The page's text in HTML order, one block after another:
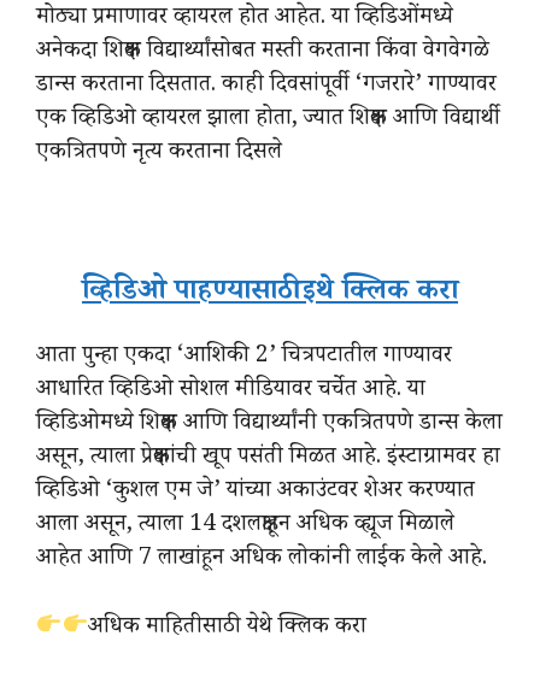
मोठ्या प्रमाणावर व्हायरल होत आहेत. या व्हिडिओंमध्ये
अनेकदा शिक्षक विद्यार्थ्यांसोबत मस्ती करताना किंवा वेगवेगळे
डान्स करताना दिसतात. काही दिवसांपूर्वी ‘गजरारे’ गाण्यावर
एक व्हिडिओ व्हायरल झाला होता, ज्यात शिक्षक आणि विद्यार्थी
एकत्रितपणे नृत्य करताना दिसले
व्हिडिओ पाहण्यासाठी इथे क्लिक करा
आता पुन्हा एकदा ‘आशिकी 2’ चित्रपटातील गाण्यावर
आधारित व्हिडिओ सोशल मीडियावर चर्चेत आहे. या
व्हिडिओमध्ये शिक्षक आणि विद्यार्थ्यांनी एकत्रितपणे डान्स केला
असून, त्याला प्रेक्षकांची खूप पसंती मिळत आहे. इंस्टाग्रामवर हा
व्हिडिओ ‘कुशल एम जे’ यांच्या अकाउंटवर शेअर करण्यात
आला असून, त्याला 14 दशलक्षाहून अधिक व्ह्यूज मिळाले
आहेत आणि 7 लाखांहून अधिक लोकांनी लाईक केले आहे.
अधिक माहितीसाठी येथे क्लिक करा